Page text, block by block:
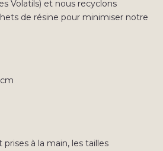
Volatils) et nous recyclons
de résine pour minimiser notre
à la main, les tailles